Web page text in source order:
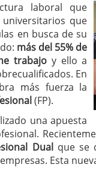
vs Agilidad: ¿Por qué
12 de diciembre
Cómo aprovechar
de 2025
también es una
punto de venta?
laboral que
que
en busca de su
más del 55% de
trabajoy ello a
En
más fuerza la
(FP).
una apuesta
Dualque se
Esta